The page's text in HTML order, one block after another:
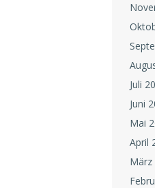
Juli
Juni
Mai
April
März